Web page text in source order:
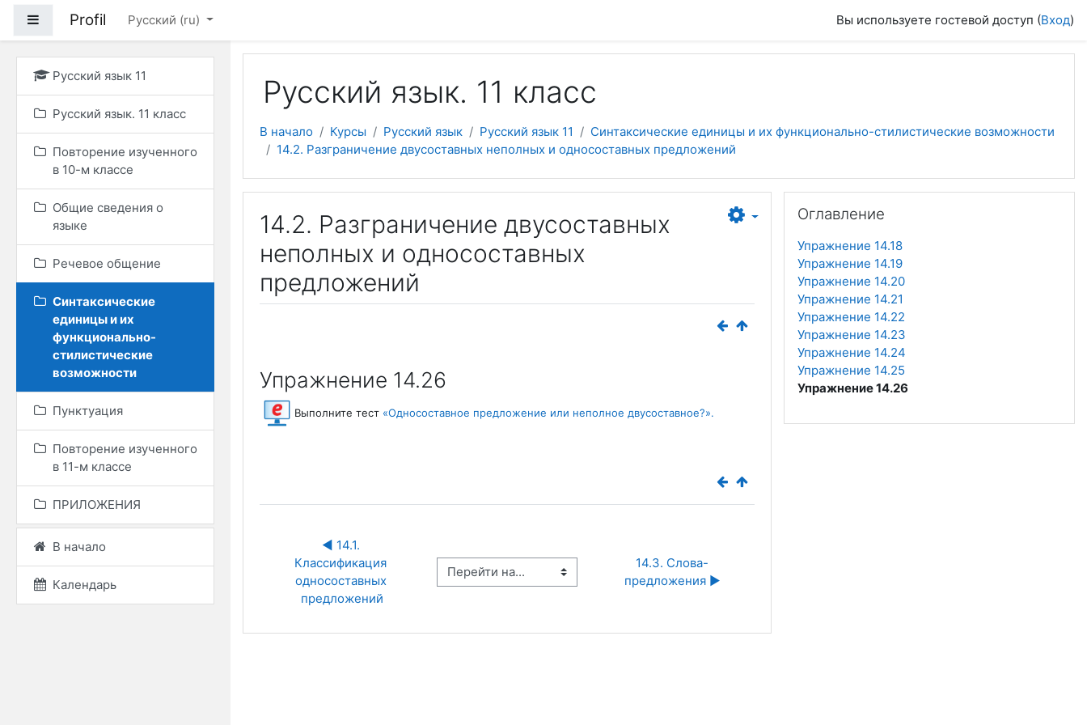
Боковая панель
Profil Русский ‎(ru)‎ Вы используете гостевой доступ (Вход)
Русский язык 11
Русский язык. 11 класс
Повторение изученного
в 10-м классе
Общие сведения о
языке
Речевое общение
Синтаксические
единицы и их
функционально-
стилистические
возможности
Пунктуация
Повторение изученного
в 11-м классе
ПРИЛОЖЕНИЯ
В начало
Календарь
Русский язык. 11 класс
В начало Курсы Русский язык Русский язык 11
Синтаксические единицы и их функционально-стилистические возможности
14.2. Разграничение двусоставных неполных и односоставных предложений
14.2. Разграничение двусоставных
неполных и односоставных
предложений
Упражнение 14.26
Выполните тест «Односоставное предложение или неполное двусоставное?».
◀︎ 14.1.
Классификация
односоставных
предложений
Перейти на...
14.3. Слова-
предложения ▶︎
Оглавление
Упражнение 14.18
Упражнение 14.19
Упражнение 14.20
Упражнение 14.21
Упражнение 14.22
Упражнение 14.23
Упражнение 14.24
Упражнение 14.25
Упражнение 14.26